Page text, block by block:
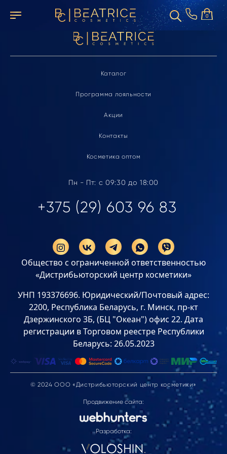
0
Элемент не найден
Каталог
Программа лояльности
Акции
Контакты
Косметика оптом
Пн - Пт: с 09:30 до 18:00
+375 (29) 603 96 83
Общество с ограниченной ответственностью
«Дистрибьюторский центр косметики»
УНП 193376696. Юридический/Почтовый адрес:
2200, Республика Беларусь, г. Минск, пр-кт
Дзержинского 3Б, (БЦ "Океан") офис 22. Дата
регистрации в Торговом реестре Республики
Беларусь: 26.05.2023
© 2024 ООО «Дистрибьюторский центр косметики»
Продвижение сайта:
Разработка: